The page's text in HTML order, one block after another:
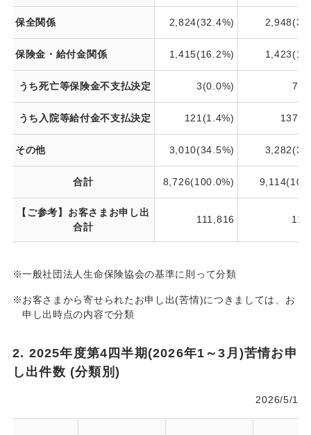
保全関係 2,824(32.4%)
保険金・給付金関係 1,415(16.2%)
うち死亡等保険金不支払決定 3(0.0%)
うち入院等給付金不支払決定 121(1.4%)
その他 3,010(34.5%)
合計 8,726(100.0%)
【ご参考】お客さまお申し出
合計
111,816
※一般社団法人生命保険協会の基準に則って分類
※お客さまから寄せられたお申し出(苦情)につきましては、お
申し出時点の内容で分類
2. 2025年度第4四半期(2026年1～3月)苦情お申
し出件数 (分類別)
2026/5/1